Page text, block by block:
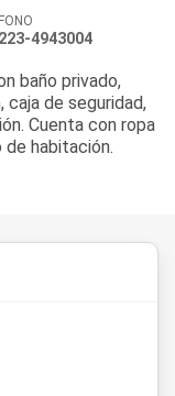
4943004
baño privado,
de seguridad,
Cuenta con ropa
habitación.